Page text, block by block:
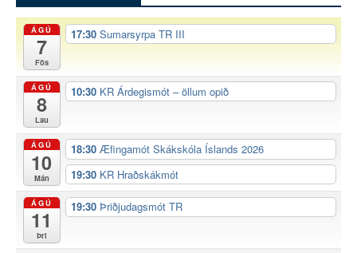
ÁGÚ
7
Fös
17:30 Sumarsyrpa TR III
ÁGÚ
8
Lau
10:30 KR Árdegismót – öllum opið
ÁGÚ
10
Mán
18:30 Æfingamót Skákskóla Íslands 2026
19:30 KR Hraðskákmót
ÁGÚ
11
Þri
19:30 Þriðjudagsmót TR